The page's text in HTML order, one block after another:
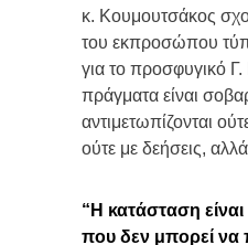
κ. Κουμουτσάκος
του εκπροσώπου
για το προσφυγικό Γ.
πράγματα είναι
αντιμετωπίζονται
ούτε με δεήσεις,
“Η κατάσταση
που δεν μπορεί να